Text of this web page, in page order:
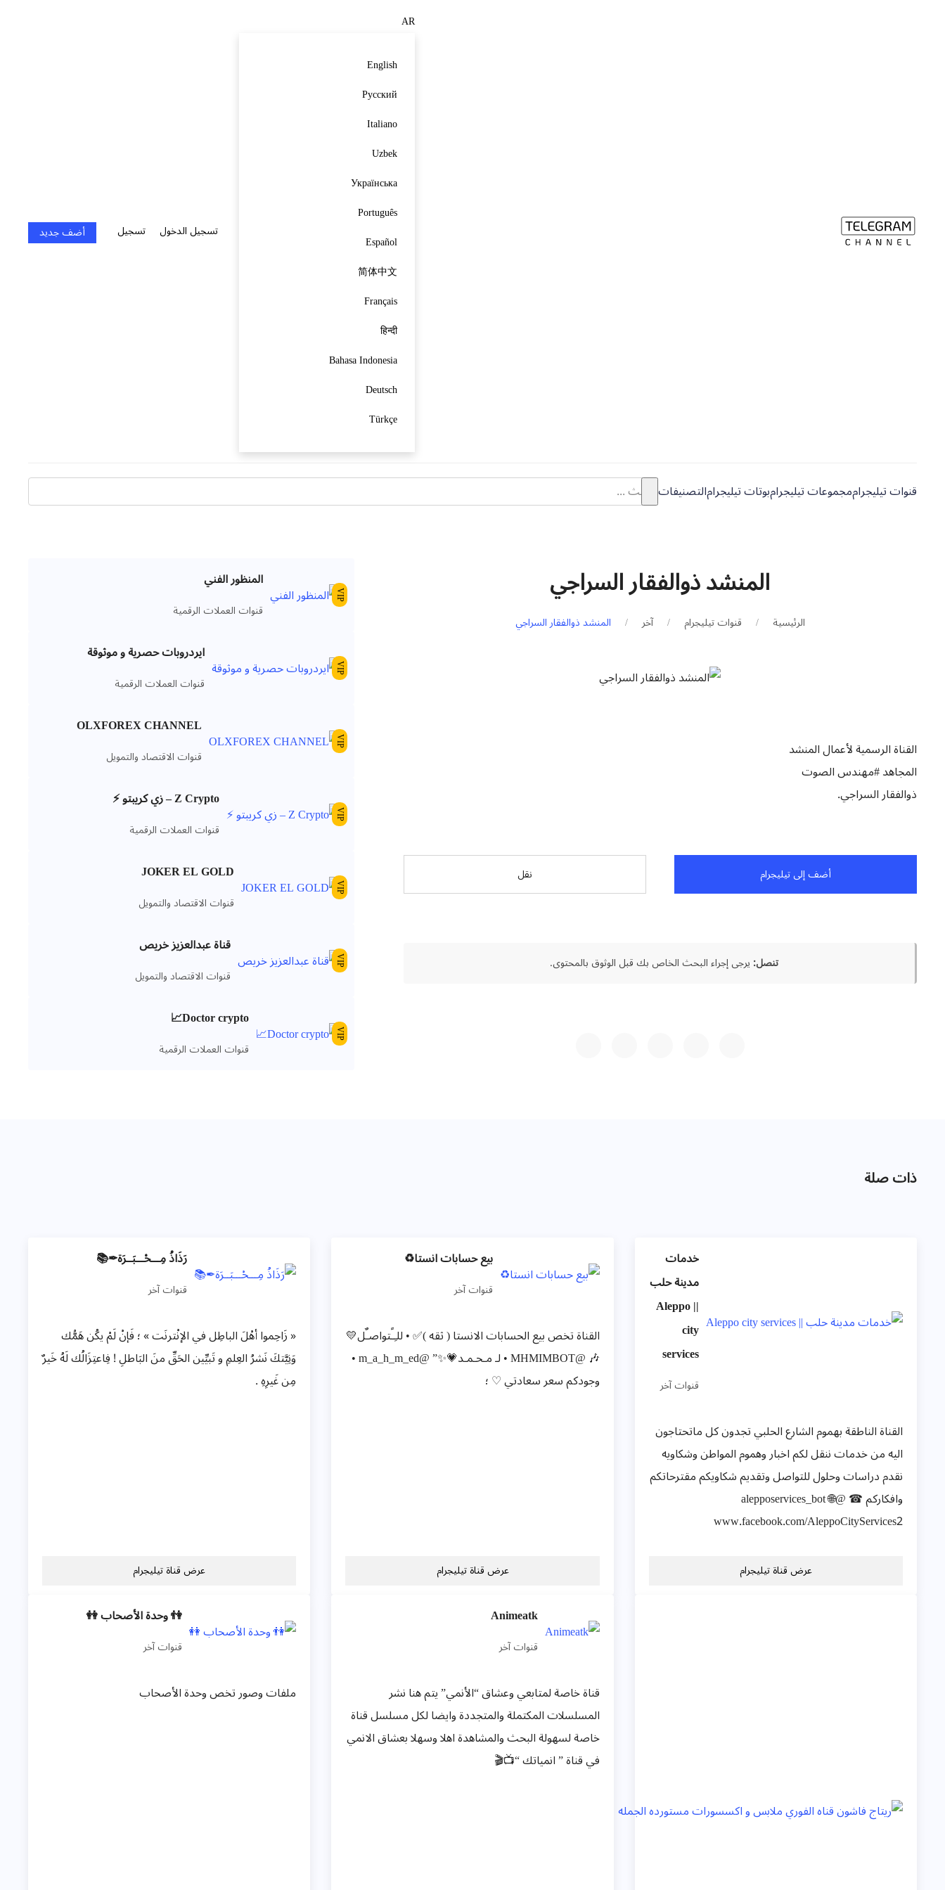
AR
English
Русский
Italiano
Uzbek
Українська
Português
Español
简体中文
Français
हिन्दी
Bahasa Indonesia
Deutsch
Türkçe
تسجيل الدخول تسجيل أضف جديد
قنوات تيليجراممجموعات تيليجرامبوتات تيليجرامالتصنيفات
المنشد ذوالفقار السراجي
الرئيسية قنوات تيليجرام آخر المنشد ذوالفقار السراجي
القناة الرسمية لأعمال المنشد
المجاهد #مهندس الصوت
ذوالفقار السراجي.
أضف إلى تيليجرام نقل
تنصل:يرجى إجراء البحث الخاص بك قبل الوثوق بالمحتوى.
VIP
المنظور الفني
قنوات العملات الرقمية
VIP
ايردروبات حصرية و موثوقة
قنوات العملات الرقمية
VIP
OLXFOREX CHANNEL
قنوات الاقتصاد والتمويل
VIP
Z Crypto – زي كريبتو ⚡️
قنوات العملات الرقمية
VIP
JOKER EL GOLD
قنوات الاقتصاد والتمويل
VIP
قناة عبدالعزيز خريص
قنوات الاقتصاد والتمويل
VIP
Doctor crypto📈
قنوات العملات الرقمية
ذات صلة
خدمات
مدينة حلب
|| Aleppo
city
services
قنوات آخر
القناة الناطقة بهموم الشارع الحلبي تجدون كل ماتحتاجون
اليه من خدمات ننقل لكم اخبار وهموم المواطن وشكاويه
نقدم دراسات وحلول للتواصل وتقديم شكاويكم مقترحاتكم
وافكاركم ☎ @alepposervices_bot 🌐
www.facebook.com/AleppoCityServices2
عرض قناة تيليجرام
بيع حسابات انستا♻
قنوات آخر
القناة تخص بيع الحسابات الانستا ( ثقه )✅ • للـِـًتواصـٌل💛
🎶 @MHMIMBOT • لـ مـحـمـد💗✨” @m_a_h_m_ed •
وجودكم سعر سعادتي ♡ ؛
عرض قناة تيليجرام
رَذَاذُ مِـــحْـــبَــرَة✒📚
قنوات آخر
« زَاحِموا أهْلَ الباطِل في الإنْترنَت » ؛ فَإنْ لَمْ يكُن هَمُّك
وَنِيَّتكَ نَشرُ العِلمِ و تَبيِّين الحَقِّ منَ البَاطلِ ! فِاعتِزَالُك لَهُ خَيرٌ
مِن غَيرِهِ .
عرض قناة تيليجرام
ريتاج
فاشو
قناه
الفور
ملاب
Animeatk
قنوات آخر
قناة خاصة لمتابعي وعشاق “الأنمي” يتم هنا نشر
المسلسلات المكتملة والمتجددة وايضا لكل مسلسل قناة
خاصة لسهولة البحث والمشاهدة اهلا وسهلا بعشاق الانمي
في قناة ” انمياتك “📺🎬
👫 وحدة الأصحاب 👭
قنوات آخر
ملفات وصور تخص وحدة الأصحاب